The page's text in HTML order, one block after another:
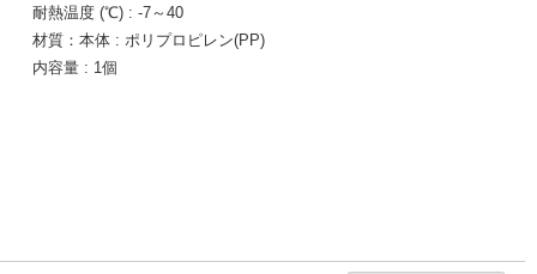
耐熱温度 (℃)
-7～40
材質：本体
ポリプロピレン(PP)
内容量
1個